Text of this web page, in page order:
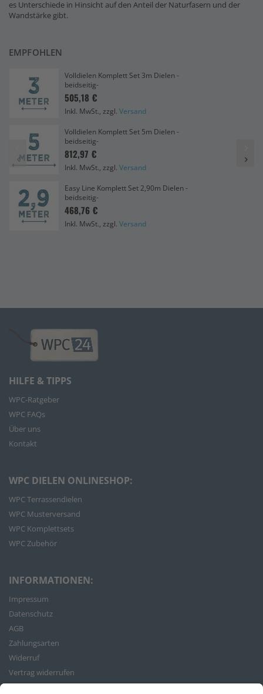
es Unterschiede in Hinsicht auf den Anteil der Naturfasern und der
Wandstärke gibt.
EMPFOHLEN
Volldielen Komplett Set 3m Dielen -
beidseitig-
505,18 €
Inkl. MwSt., zzgl. Versand
Volldielen Komplett Set 5m Dielen -
beidseitig-
812,97 €
Inkl. MwSt., zzgl. Versand
Easy Line Komplett Set 2,90m Dielen -
beidseitig-
468,76 €
Inkl. MwSt., zzgl. Versand
HILFE & TIPPS
WPC-Ratgeber
WPC FAQs
Über uns
Kontakt
WPC DIELEN ONLINESHOP:
WPC Terrassendielen
WPC Musterversand
WPC Komplettsets
WPC Zubehör
INFORMATIONEN:
Impressum
Datenschutz
AGB
Zahlungsarten
Widerruf
Vertrag widerrufen
Bestellvorgang